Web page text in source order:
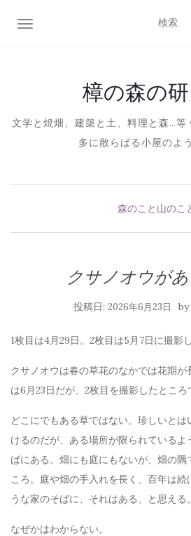
ナビゲーション切り替え
樟の森の
文学と焼畑、建築と土、料理と森…等
多に散らばる小屋のよ
森のこと山のこ
クサノオウが
投稿日: 2026年6月23日 by
1枚目は4月29日。2枚目は5月7日に撮影
クサノオウは春の草花のなかでは花期が
は6月23日だが、2枚目を撮影したところ
どこにでもある草ではない。珍しいと
けるのだが、ある場所が限られている
ばにある。畑にも庭にもないが、畑の隅
ころ。庭や畑の手入れを長く、百年は続
うな家のそばに、それはある、と思える。
なぜかはわからない。